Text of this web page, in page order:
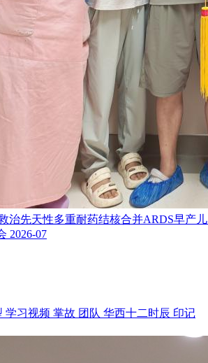
治先天性多重耐药结核合并ARDS早产儿
2026-07
学习视频 掌故 团队 华西十二时辰 印记